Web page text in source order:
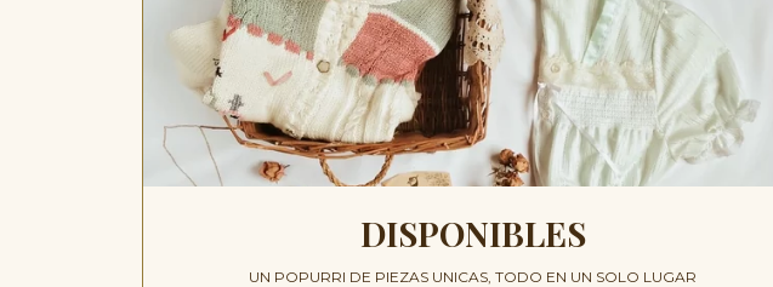
DISPONIBLES
UN POPURRI DE PIEZAS UNICAS, TODO EN UN SOLO LUGAR